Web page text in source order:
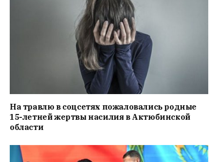
На травлю в соцсетях пожаловались родные
15-летней жертвы насилия в Актюбинской
области